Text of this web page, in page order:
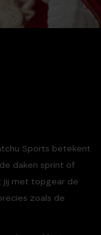
Sports betekent
daken sprint of
jij met topgear de
zoals de